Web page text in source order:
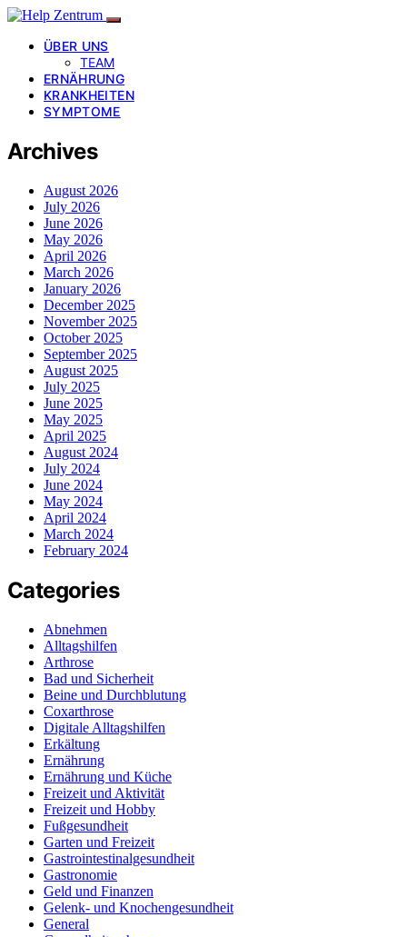
ÜBER UNS
TEAM
ERNÄHRUNG
KRANKHEITEN
SYMPTOME
Archives
August 2026
July 2026
June 2026
May 2026
April 2026
March 2026
January 2026
December 2025
November 2025
October 2025
September 2025
August 2025
July 2025
June 2025
May 2025
April 2025
August 2024
July 2024
June 2024
May 2024
April 2024
March 2024
February 2024
Categories
Abnehmen
Alltagshilfen
Arthrose
Bad und Sicherheit
Beine und Durchblutung
Coxarthrose
Digitale Alltagshilfen
Erkältung
Ernährung
Ernährung und Küche
Freizeit und Aktivität
Freizeit und Hobby
Fußgesundheit
Garten und Freizeit
Gastrointestinalgesundheit
Gastronomie
Geld und Finanzen
Gelenk- und Knochengesundheit
General